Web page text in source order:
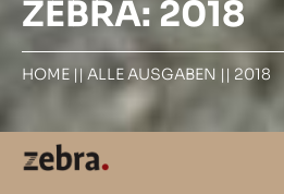
ZEBRA: 2018
HOME || ALLE AUSGABEN || 2018